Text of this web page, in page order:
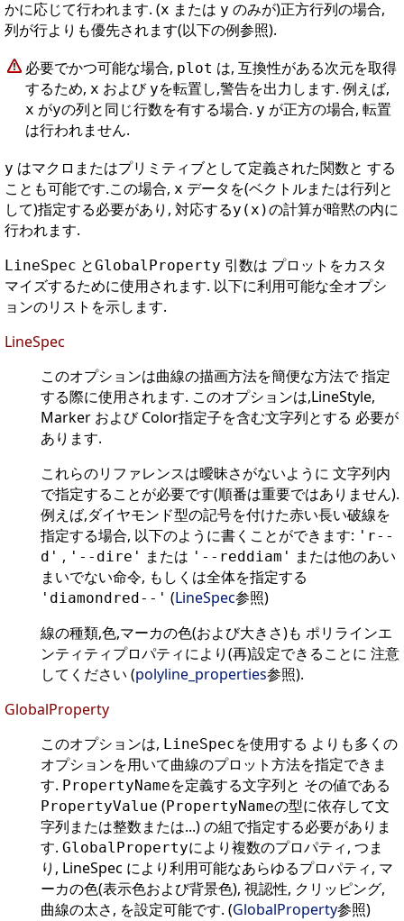
かに応じて行われます. (x または y のみが)正方行列の場合,
列が行よりも優先されます(以下の例参照).
必要でかつ可能な場合, plot は, 互換性がある次元を取得
するため, x および yを転置し,警告を出力します. 例えば,
x がyの列と同じ行数を有する場合. y が正方の場合, 転置
は行われません.
y はマクロまたはプリミティブとして定義された関数と する
ことも可能です.この場合, x データを(ベクトルまたは行列と
して)指定する必要があり, 対応するy(x)の計算が暗黙の内に
行われます.
LineSpec とGlobalProperty 引数は プロットをカスタ
マイズするために使用されます. 以下に利用可能な全オプシ
ョンのリストを示します.
LineSpec
このオプションは曲線の描画方法を簡便な方法で 指定
する際に使用されます. このオプションは,LineStyle,
Marker および Color指定子を含む文字列とする 必要が
あります.
これらのリファレンスは曖昧さがないように 文字列内
で指定することが必要です(順番は重要ではありません).
例えば,ダイヤモンド型の記号を付けた赤い長い破線を
指定する場合, 以下のように書くことができます: 'r--
d' , '--dire' または '--reddiam' または他のあい
まいでない命令, もしくは全体を指定する
'diamondred--' (LineSpec参照)
線の種類,色,マーカの色(および大きさ)も ポリラインエ
ンティティプロパティにより(再)設定できることに 注意
してください (polyline_properties参照).
GlobalProperty
このオプションは, LineSpecを使用する よりも多くの
オプションを用いて曲線のプロット方法を指定できま
す. PropertyNameを定義する文字列と その値である
PropertyValue ( PropertyNameの型に依存して文
字列または整数または...) の組で指定する必要がありま
す. GlobalPropertyにより複数のプロパティ, つま
り, LineSpec により利用可能なあらゆるプロパティ, マ
ーカの色(表示色および背景色), 視認性, クリッピング,
曲線の太さ, を設定可能です. (GlobalProperty参照)